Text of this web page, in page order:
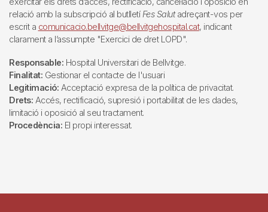
relació amb la subscripció al butlletí Fes Salutadreçant-vos per
escrit a comunicacio.bellvitge@bellvitgehospital.cat, indicant
clarament a l’assumpte "Exercici de dret LOPD".
Responsable: Hospital Universitari de Bellvitge.
Finalitat: Gestionar el contacte de l'usuari
Legitimació: Acceptació expresa de la política de privacitat.
Drets: Accés, rectificació, supresió i portabilitat de les dades,
limitació i oposició al seu tractament.
Procedència: El propi interessat.